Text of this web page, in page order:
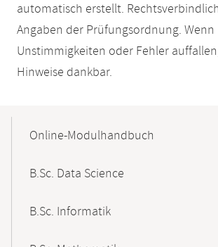
automatisch erstellt.
Angaben der Prüfungsordnung. Wenn
Unstimmigkeiten oder Fehler
Hinweise dankbar.
NavigationOnline-Modulhandbuch
B.Sc. Data Science
B.Sc. Informatik